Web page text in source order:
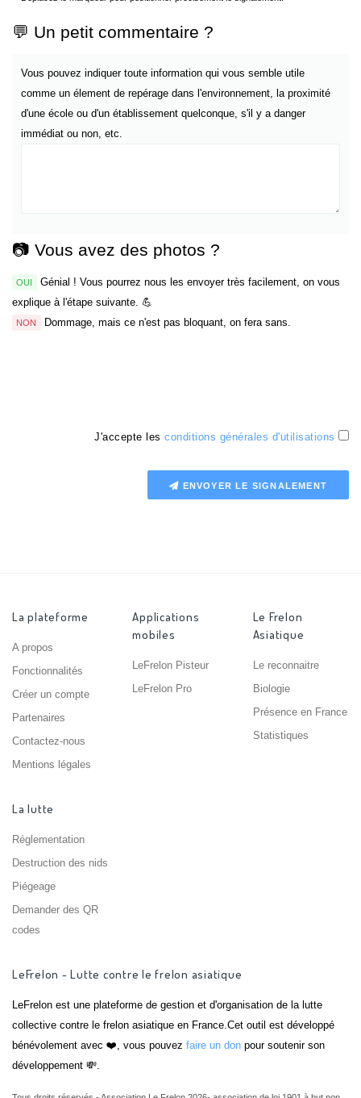
💬 Un petit commentaire ?
Vous pouvez indiquer toute information qui vous semble utile
comme un élement de repérage dans l'environnement, la proximité
d'une école ou d'un établissement quelconque, s'il y a danger
immédiat ou non, etc.
📷 Vous avez des photos ?
OUI
Génial ! Vous pourrez nous les envoyer très facilement, on vous
explique à l'étape suivante. 💪
NON Dommage, mais ce n'est pas bloquant, on fera sans.
J'accepte les conditions générales d'utilisations
ENVOYER LE SIGNALEMENT
La plateforme
A propos
Fonctionnalités
Créer un compte
Partenaires
Contactez-nous
Mentions légales
Applications
mobiles
LeFrelon Pisteur
LeFrelon Pro
Le Frelon
Asiatique
Le reconnaitre
Biologie
Présence en France
Statistiques
La lutte
Réglementation
Destruction des nids
Piégeage
Demander des QR
codes
LeFrelon - Lutte contre le frelon asiatique
LeFrelon est une plateforme de gestion et d'organisation de la lutte
collective contre le frelon asiatique en France.Cet outil est développé
bénévolement avec ❤️, vous pouvez faire un don pour soutenir son
développement 💸.